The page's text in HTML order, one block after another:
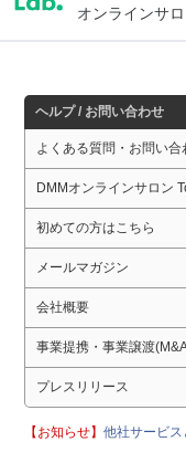
オンラインサ
ヘルプ / お問い合わせ
よくある質問・お問い合
DMMオンラインサロン
初めての方はこちら
メールマガジン
会社概要
事業提携・事業譲渡
プレスリリース
【お知らせ】他社サービ